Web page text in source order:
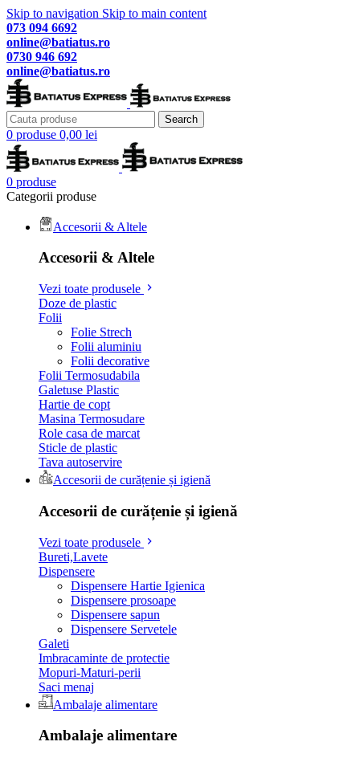
Skip to navigation Skip to main content
073 094 6692
online@batiatus.ro
0730 946 692
online@batiatus.ro
Search
0 produse 0,00 lei
0 produse
Categorii produse
Accesorii & Altele
Accesorii & Altele
Vezi toate produsele
Doze de plastic
Folii
Folie Strech
Folii aluminiu
Folii decorative
Folii Termosudabila
Galetuse Plastic
Hartie de copt
Masina Termosudare
Role casa de marcat
Sticle de plastic
Tava autoservire
Accesorii de curățenie și igienă
Accesorii de curățenie și igienă
Vezi toate produsele
Bureti,Lavete
Dispensere
Dispensere Hartie Igienica
Dispensere prosoape
Dispensere sapun
Dispensere Servetele
Galeti
Imbracaminte de protectie
Mopuri-Maturi-perii
Saci menaj
Ambalaje alimentare
Ambalaje alimentare